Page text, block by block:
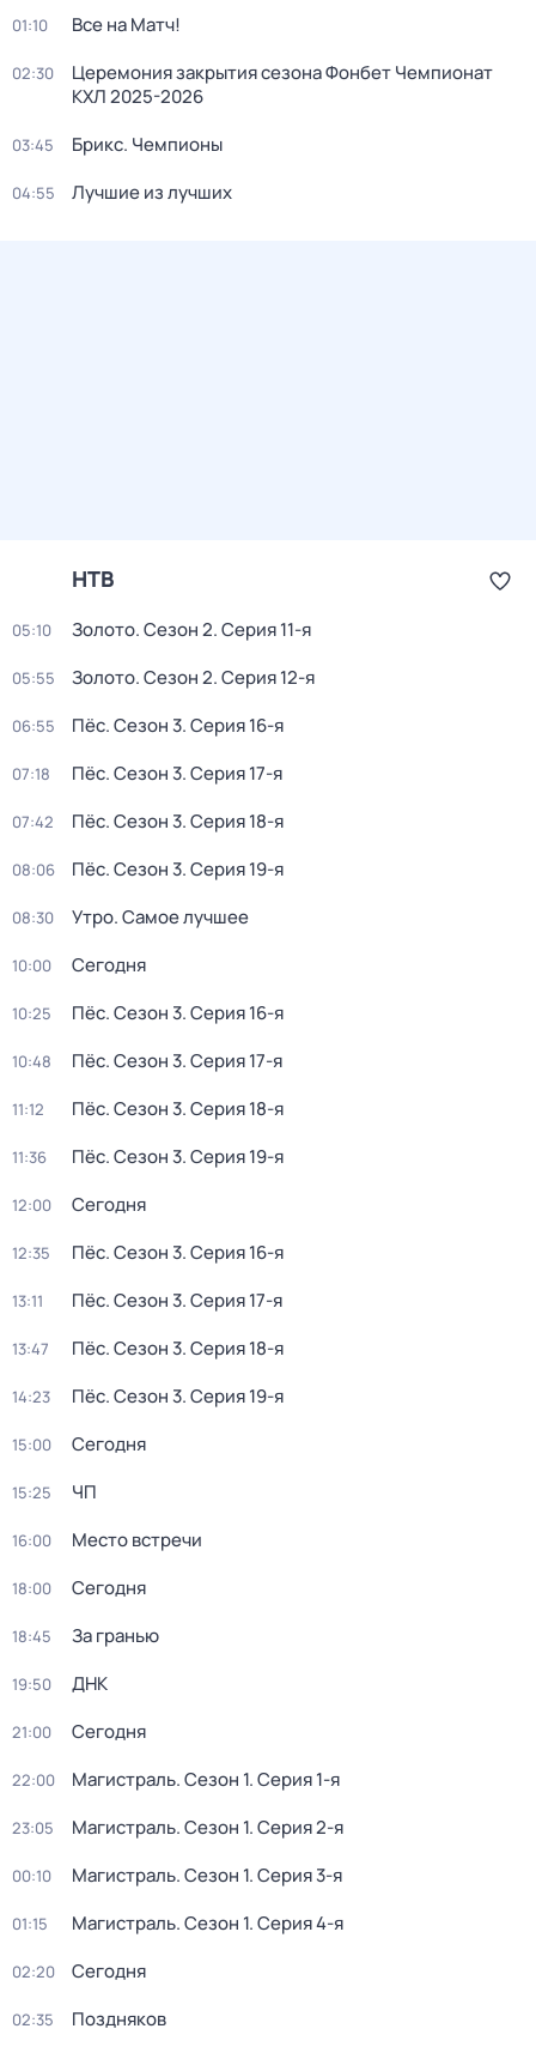
01:10 Все на Матч!
02:30
Церемония закрытия сезона Фонбет Чемпионат
КХЛ 2025-2026
03:45 Брикс. Чемпионы
04:55 Лучшие из лучших
НТВ
05:10 Золото. Сезон 2. Серия 11-я
05:55 Золото. Сезон 2. Серия 12-я
06:55 Пёс. Сезон 3. Серия 16-я
07:18 Пёс. Сезон 3. Серия 17-я
07:42 Пёс. Сезон 3. Серия 18-я
08:06 Пёс. Сезон 3. Серия 19-я
08:30 Утро. Самое лучшее
10:00 Сегодня
10:25 Пёс. Сезон 3. Серия 16-я
10:48 Пёс. Сезон 3. Серия 17-я
11:12 Пёс. Сезон 3. Серия 18-я
11:36 Пёс. Сезон 3. Серия 19-я
12:00 Сегодня
12:35 Пёс. Сезон 3. Серия 16-я
13:11 Пёс. Сезон 3. Серия 17-я
13:47 Пёс. Сезон 3. Серия 18-я
14:23 Пёс. Сезон 3. Серия 19-я
15:00 Сегодня
15:25 ЧП
16:00 Место встречи
18:00 Сегодня
18:45 За гранью
19:50 ДНК
21:00 Сегодня
22:00 Магистраль. Сезон 1. Серия 1-я
23:05 Магистраль. Сезон 1. Серия 2-я
00:10 Магистраль. Сезон 1. Серия 3-я
01:15 Магистраль. Сезон 1. Серия 4-я
02:20 Сегодня
02:35 Поздняков